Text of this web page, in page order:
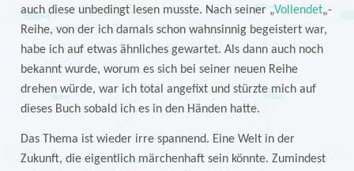
auch diese unbedingt lesen musste. Nach seiner „Vollendet„-
Reihe, von der ich damals schon wahnsinnig begeistert war,
habe ich auf etwas ähnliches gewartet. Als dann auch noch
bekannt wurde, worum es sich bei seiner neuen Reihe
drehen würde, war ich total angefixt und stürzte mich auf
dieses Buch sobald ich es in den Händen hatte.
Das Thema ist wieder irre spannend. Eine Welt in der
Zukunft, die eigentlich märchenhaft sein könnte. Zumindest